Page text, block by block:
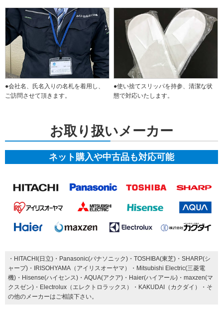
●会社名、氏名入りの名札を着用し、
ご訪問させて頂きます。
●使い捨てスリッパを持参、清潔な状
態で対応いたします。
お取り扱いメーカー
ネット購入や中古品も対応可能
・HITACHI(日立)・Panasonic(パナソニック)・TOSHIBA(東芝)・SHARP(シ
ャープ)・IRISOHYAMA（アイリスオーヤマ）・Mitsubishi Electric(三菱電
機)・Hisense(ハイセンス)・AQUA(アクア)・Haier(ハイアール)・maxzen(マ
クスゼン)・Electrolux（エレクトロラックス）・KAKUDAI（カクダイ）・そ
の他のメーカーはご相談下さい。